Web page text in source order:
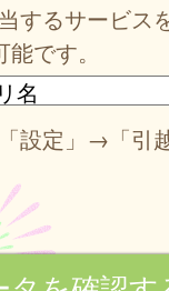
するサービス
です。
設定」→「引